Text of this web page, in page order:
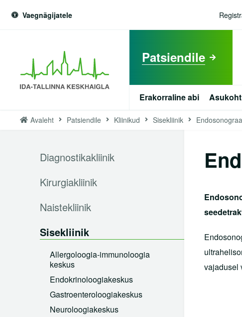
Vaegnägijatele
Patsiendile
Erakorraline abi
est
Asukoht ja parkimine
Tervisekool
Vastutuskindlustus
Viirushaiguste info
Vastuvõtule tulemine
Haiglasse tulek
Lähedasele
Avaleht Patsiendile Kliinikud Sisekliinik
Diagnostikakliinik
Kirurgiakliinik
Naistekliinik
Sisekliinik
Allergoloogia-immunoloogia
keskus
Endokrinoloogiakeskus
Gastroenteroloogiakeskus
Neuroloogiakeskus
vajadusel